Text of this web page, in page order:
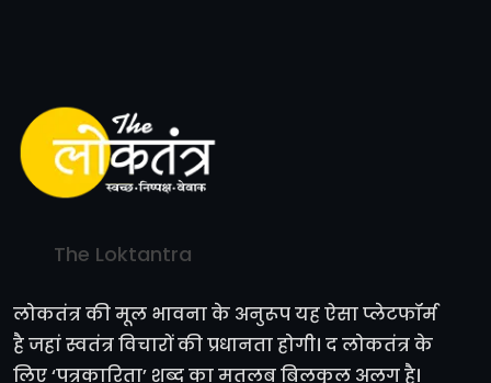
The Loktantra
लोकतंत्र की मूल भावना के अनुरूप यह ऐसा प्लेटफॉर्म
है जहां स्वतंत्र विचारों की प्रधानता होगी। द लोकतंत्र के
लिए ‘पत्रकारिता’ शब्द का मतलब बिलकुल अलग है।